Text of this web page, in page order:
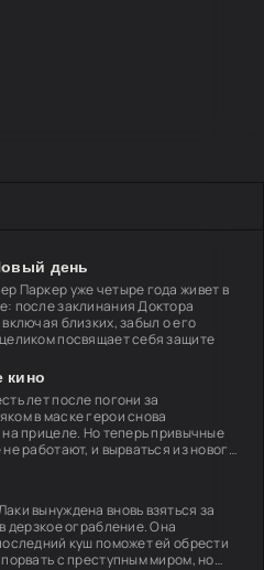
день
Паркер уже четыре года живет в
после заклинания Доктора
близких, забыл о его
посвящает себя защите
кино
лет после погони за
в маске герои снова
прицеле. Но теперь привычные
работают, и вырваться из нового
вынуждена вновь взяться за
дерзкое ограбление. Она
куш поможет ей обрести
с преступным миром, но